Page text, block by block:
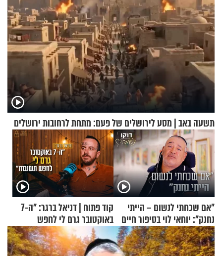
תשעה באב | מסע לירושלים של פעם: מתחת לרחובות ירושלים
"אם שכחתי לנשום – הייתי
נחנק": יוחאי לוי בסיפור חיים
מעורר השראה
קוד פתוח | דניאל ברגר: "ה-7
באוקטובר גרם לי לחפש
תשובות"